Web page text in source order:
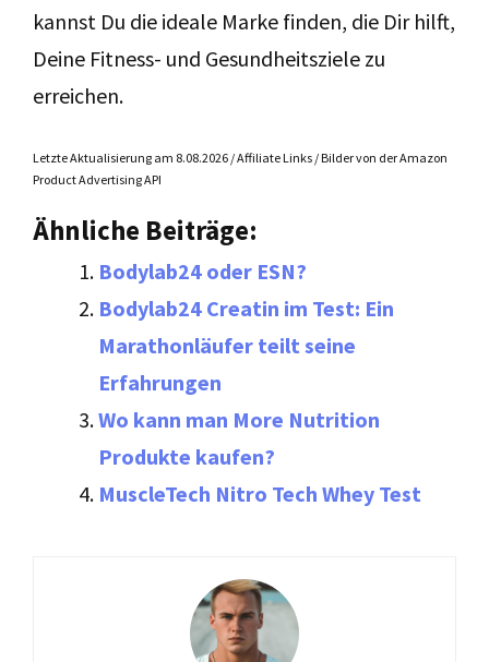
kannst Du die ideale Marke finden, die Dir hilft,
Deine Fitness- und Gesundheitsziele zu
erreichen.
Letzte Aktualisierung am 8.08.2026 / Affiliate Links / Bilder von der Amazon
Product Advertising API
Ähnliche Beiträge:
Bodylab24 oder ESN?
Bodylab24 Creatin im Test: Ein
Marathonläufer teilt seine
Erfahrungen
Wo kann man More Nutrition
Produkte kaufen?
MuscleTech Nitro Tech Whey Test